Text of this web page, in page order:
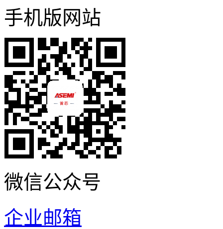
手机版网站
微信公众号
企业邮箱